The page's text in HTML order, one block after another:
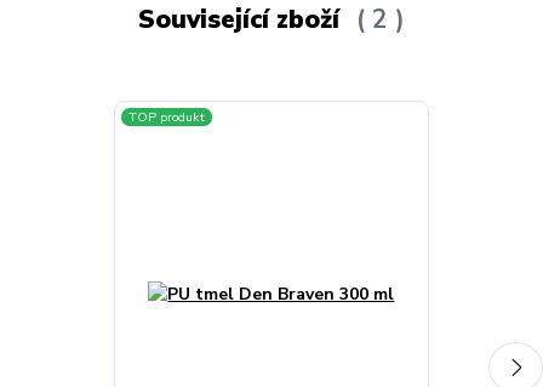
Související zboží 2
TOP produkt